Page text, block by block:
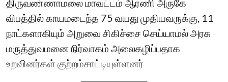
விபத்தில் காயமடைந்த 75 வயது முதியவருக்கு, 11
நாட்களாகியும் அறுவை சிகிச்சை செய்யாமல் அரசு
மருத்துவமனை நிர்வாகம் அலைகழிப்பதாக
உறவினர்கள் குற்றம்சாட்டியுள்ளனர்